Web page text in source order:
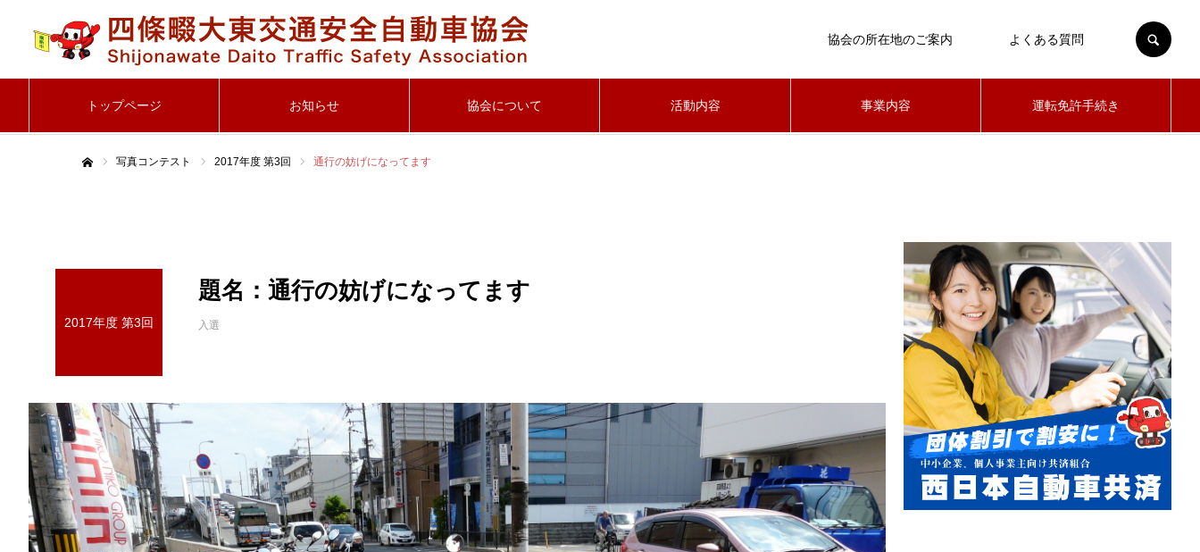
協会の所在地のご案内 よくある質問
SEARCH
トップページ お知らせ 協会について 活動内容 事業内容 運転免許手続き
写真コンテスト 2017年度 第3回 通行の妨げになってます
2017年度 第3回
題名：通行の妨げになってます
入選